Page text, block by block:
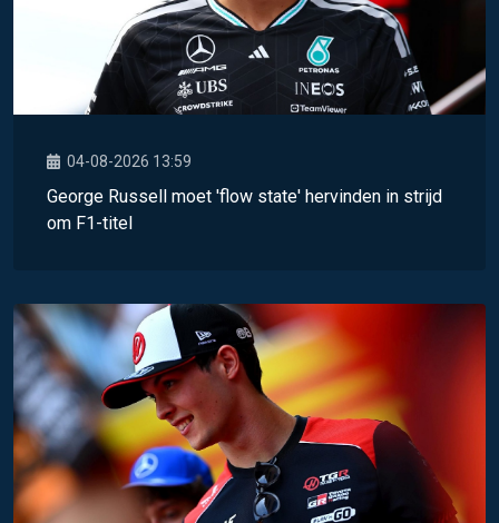
04-08-2026 13:59
George Russell moet 'flow state' hervinden in strijd
om F1-titel